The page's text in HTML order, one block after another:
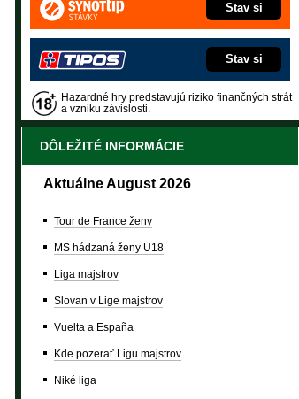
Stav si
Stav si
Hazardné hry predstavujú riziko finančných strát
a vzniku závislosti.
DÔLEŽITÉ INFORMÁCIE
Aktuálne August 2026
Tour de France ženy
MS hádzaná ženy U18
Liga majstrov
Slovan v Lige majstrov
Vuelta a España
Kde pozerať Ligu majstrov
Niké liga